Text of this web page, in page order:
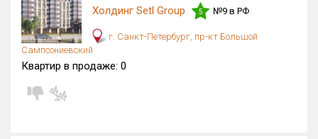
Холдинг Setl Group 5 №9 в РФ
г. Санкт-Петербург, пр-кт Большой
Сампсониевский
Квартир в продаже: 0